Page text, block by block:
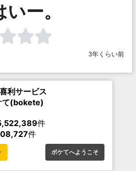
いー。
3年くらい前
利サービス
て(bokete)
件
件
ボケてへようこそ